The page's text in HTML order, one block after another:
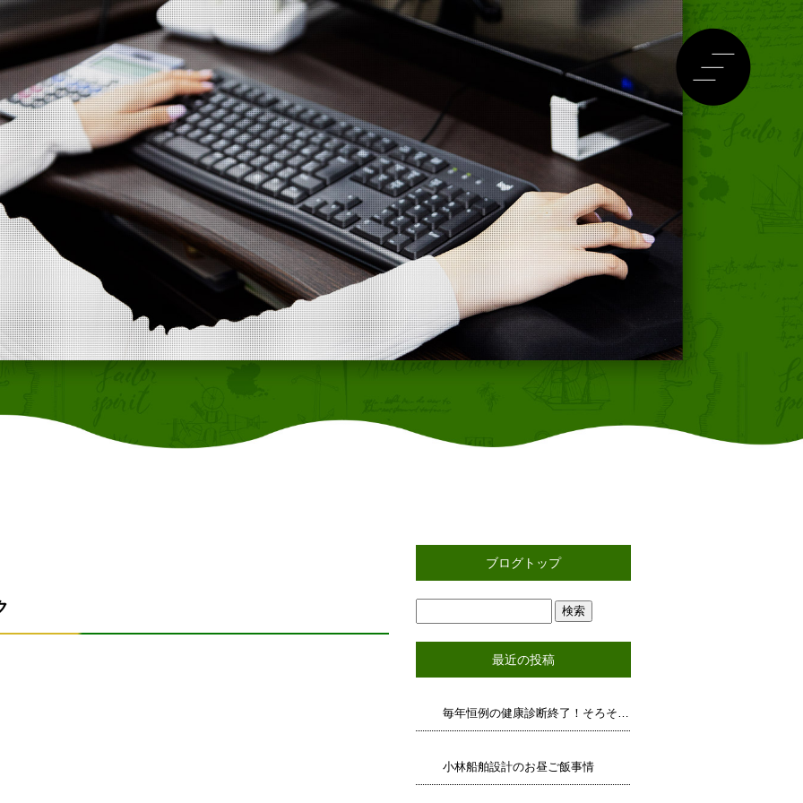
ブログトップ
最近の投稿
毎年恒例の健康診断終了！そろそろ運動しましょうか！今治初のピックルボール部結成！？
小林船舶設計のお昼ご飯事情
トップページ
事業内容
取り組み
採用情報
ご応募・お問い合わせ